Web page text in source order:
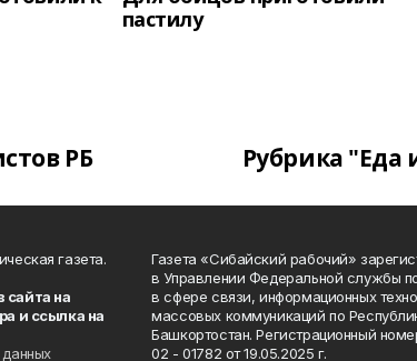
пастилу
РБ Рубрика "Еда
газета.
сайта на
и ссылка на
Газета «Сибайский рабочий»
в Управлении Федеральной службы
в сфере связи, информационных
массовых коммуникаций по
Башкортостан. Регистрационный
02 - 01782 от 19.05.2025 г.